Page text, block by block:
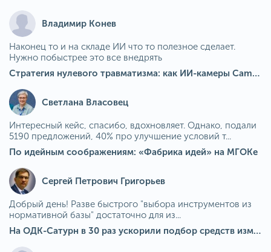
Владимир Конев
Наконец то и на складе ИИ что то полезное сделает.
Нужно побыстрее это все внедрять
Стратегия нулевого травматизма: как ИИ-камеры Camkord снижают риск наезда на пешехода при работе на погрузчике
Светлана Власовец
Интересный кейс, спасибо, вдохновляет. Однако, подали
5190 предложений, 40% про улучшение условий т...
По идейным соображениям: «Фабрика идей» на МГОКе
Сергей Петрович Григорьев
Добрый день! Разве быстрого "выбора инструментов из
нормативной базы" достаточно для из...
На ОДК-Сатурн в 30 раз ускорили подбор средств измерения для контроля качества продукции